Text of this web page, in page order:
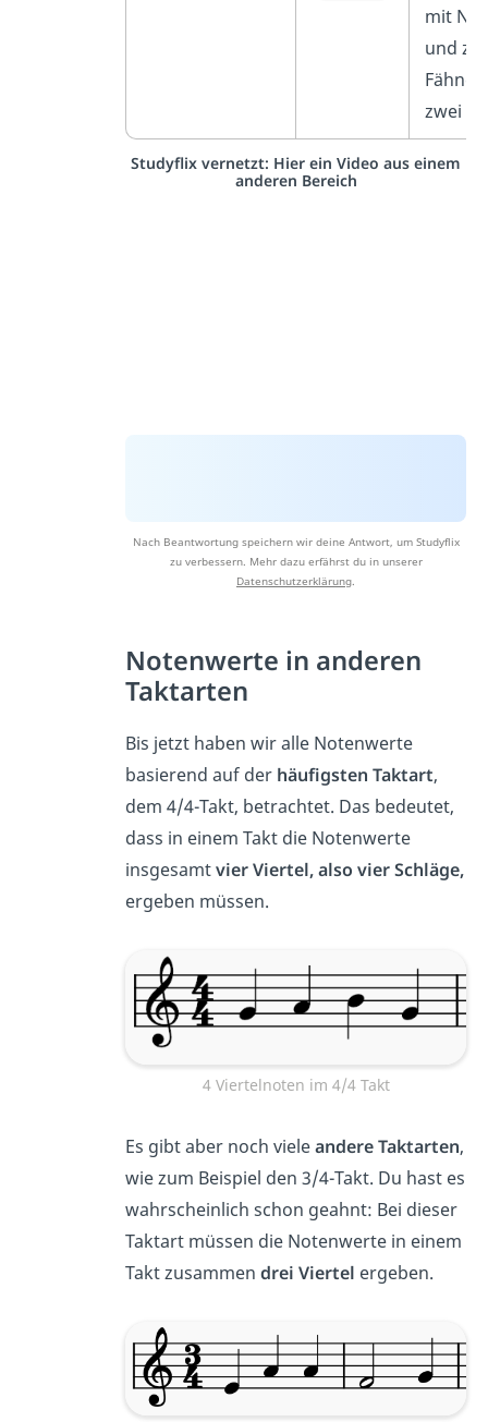
mit
und
zwei
Studyflix vernetzt: Hier ein Video aus einem
anderen Bereich
Nach Beantwortung speichern wir deine Antwort, um Studyflix
zu verbessern. Mehr dazu erfährst du in unserer
Datenschutzerklärung.
Notenwerte in anderen
Taktarten
Bis jetzt haben wir alle Notenwerte
basierend auf der häufigsten Taktart,
dem 4/4-Takt, betrachtet. Das bedeutet,
dass in einem Takt die Notenwerte
insgesamtvier Viertel, also vier Schläge,
ergeben müssen.
4 Viertelnoten im 4/4 Takt
Es gibt aber noch vieleandere Taktarten,
wie zum Beispiel den 3/4-Takt. Du hast es
wahrscheinlich schon geahnt: Bei dieser
Taktart müssen die Notenwerte in einem
Takt zusammen drei Viertel ergeben.